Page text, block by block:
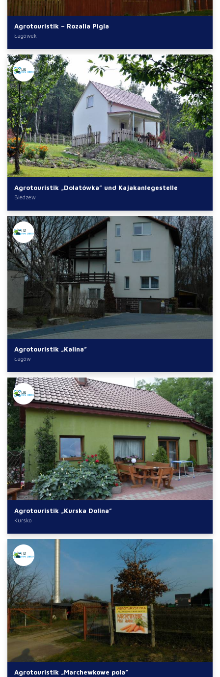
Agrotouristik – Rozalia Pigla
Łagówek
Agrotouristik „Dolatówka” und Kajakanlegestelle
Bledzew
Agrotouristik „Kalina”
Łagów
Agrotouristik „Kurska Dolina”
Kursko
Agrotouristik „Marchewkowe pola”